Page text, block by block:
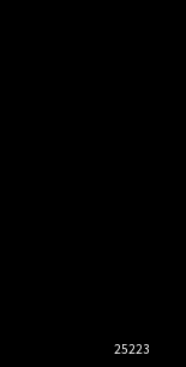
25223